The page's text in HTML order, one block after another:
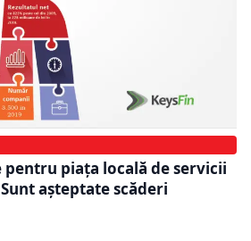
piața locală de servicii
așteptate scăderi